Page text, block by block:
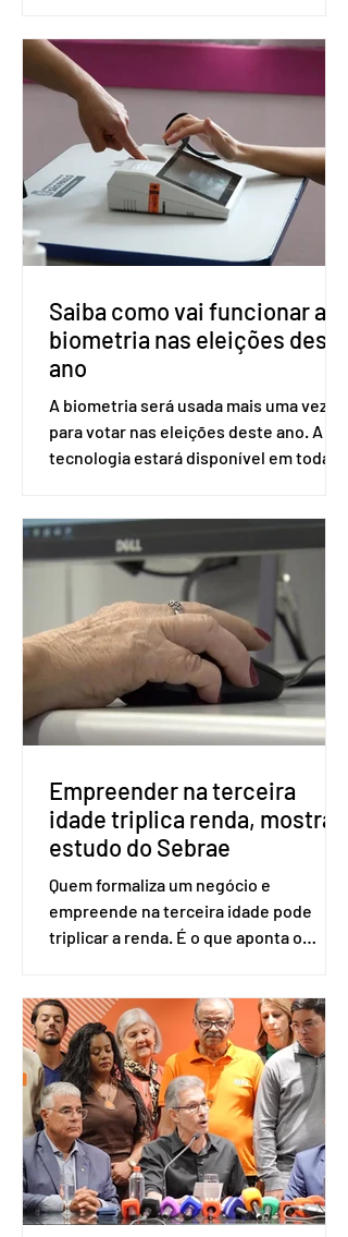
medicamento carbotegravir, que
impede a replicação do vírus de forma
prolongada e pode ser tomado a cada
dois meses. O pedido de inclusão vai
ser encaminhado pelo Ministério da
Saúde à Comissão Nacional de
Incorporação de Novas Tecnologias no
SUS (Conitec) na semana que vem. A
Conitec é um colegiado
Saiba como vai funcionar a
biometria nas eleições deste
ano
A biometria será usada mais uma vez
para votar nas eleições deste ano. A
tecnologia estará disponível em todas
Apesar da requisição, a biometria não é
obrigatória para exercer o direito ao
voto. Se o título estiver regular, o
eleitor pode votar mesmo sem ter
realizado esse cadastro. Neste caso,
será exigido o documento de
identificação para acesso à urna
eletrônica. Se a urna eletrônica não
reconh
Empreender na terceira
idade triplica renda, mostra
estudo do Sebrae
Quem formaliza um negócio e
empreende na terceira idade pode
triplicar a renda. É o que aponta o
Amostra de Domicílio (PNAD Contínua),
do Serviço Brasileiro de Apoio às Micro
e Pequenas Empresas (Sebrae),
realizado a partir de dados do Instituto
Brasileiro de Geografia e Estatística
(IBGE). O estudo do Sebrae mostra que,
no quarto trimestre de 2025, os
empreendedores 60+ formalizados
atingiram o maior rendime